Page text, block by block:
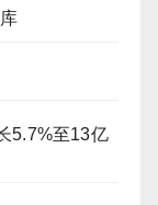
5.7%至13亿